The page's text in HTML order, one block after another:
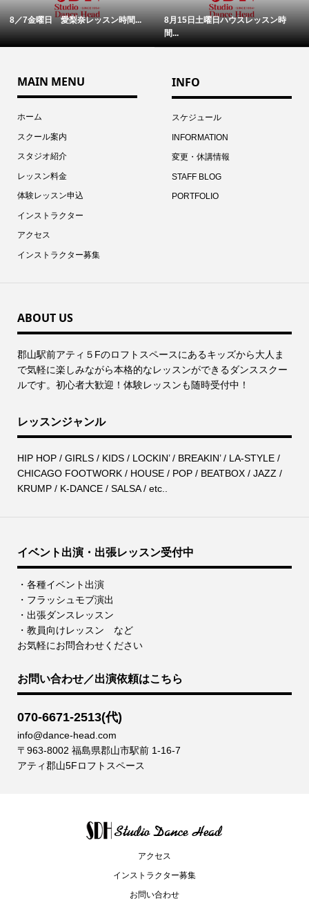
8／7金曜日 愛梨奈レッスン時間...
8月15日土曜日ハウスレッスン時
間...
MAIN MENU
ホーム
スクール案内
スタジオ紹介
レッスン料金
体験レッスン申込
インストラクター
アクセス
インストラクター募集
INFO
スケジュール
INFORMATION
変更・休講情報
STAFF BLOG
PORTFOLIO
ABOUT US
郡⼭駅前アティ５Fのロフトスペースにあるキッズから⼤⼈ま
で気軽に楽しみながら本格的なレッスンができるダンススクー
ルです。初心者大歓迎！体験レッスンも随時受付中！
レッスンジャンル
HIP HOP / GIRLS / KIDS / LOCKIN’ / BREAKIN’ / LA-STYLE /
CHICAGO FOOTWORK / HOUSE / POP / BEATBOX / JAZZ /
KRUMP / K-DANCE / SALSA / etc..
イベント出演・出張レッスン受付中
・各種イベント出演
・フラッシュモブ演出
・出張ダンスレッスン
・教員向けレッスン など
お気軽にお問合わせください
お問い合わせ／出演依頼はこちら
070-6671-2513(代)
info@dance-head.com
〒963-8002 福島県郡山市駅前 1-16-7
アティ郡山5Fロフトスペース
アクセス
インストラクター募集
お問い合わせ